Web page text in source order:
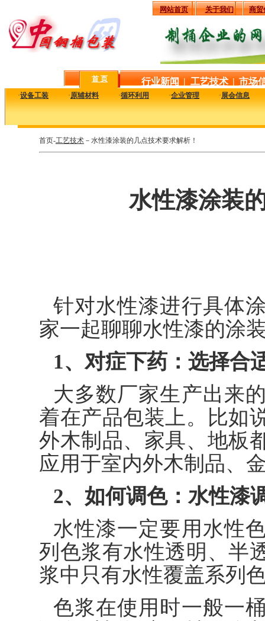
网站首页 关于我们 商贸
首 页 行业新闻 | 工艺技术 | 市场
·设备工装 ·原辅材料 ·循环利用 ·企业管理 ·展会信息
首页-工艺技术 －水性漆涂装的几点技术要求解析！
水性漆涂装
针对水性漆进行具体
家一起聊聊水性漆的涂
1、对症下药：选择合
大多数厂家生产出来
着在产品包装上。比如
外木制品、家具、地板
应用于室内外木制品、
2、如何调色：水性漆
水性漆一定要用水性
列色浆有水性透明、半
浆中只有水性覆盖系列
色浆在使用时一般一